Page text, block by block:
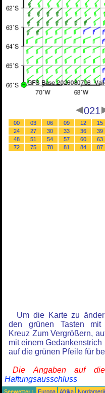
021
00 03 06 09 12 15
24
27 30 33 36 39
48
51 54 57 60 63
72
75 78 81 84 87
Um die Karte zu
den grünen Tasten mit
Kreuz Zum Vergrößern,
mit einem
auf die grünen Pfeile für
Die Angaben auf
Haftungsausschluss
Seewetter : Europa Afrika